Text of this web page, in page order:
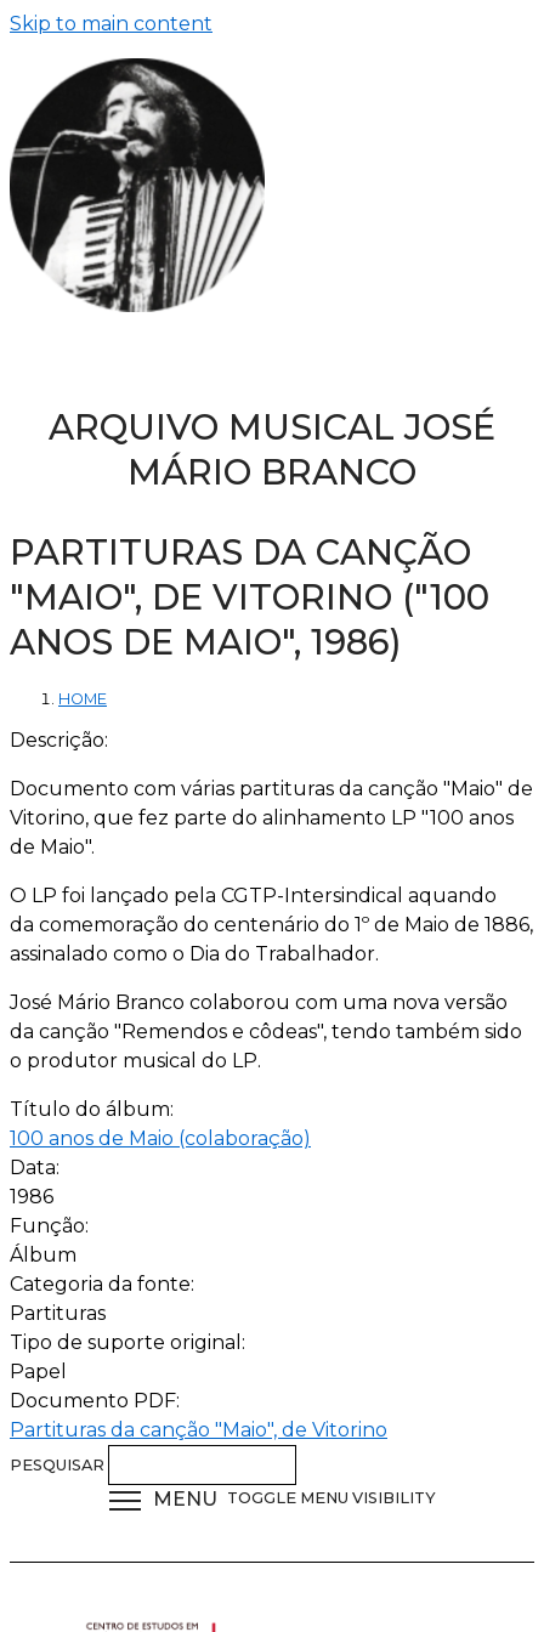
Skip to main content
ARQUIVO MUSICAL JOSÉ
MÁRIO BRANCO
PARTITURAS DA CANÇÃO
"MAIO", DE VITORINO ("100
ANOS DE MAIO", 1986)
HOME
Descrição:
Documento com várias partituras da canção "Maio" de
Vitorino, que fez parte do alinhamento LP "100 anos
de Maio".
O LP foi lançado pela CGTP-Intersindical aquando
da comemoração do centenário do 1º de Maio de 1886,
assinalado como o Dia do Trabalhador.
José Mário Branco colaborou com uma nova versão
da canção "Remendos e côdeas", tendo também sido
o produtor musical do LP.
Título do álbum:
100 anos de Maio (colaboração)
Data:
1986
Função:
Álbum
Categoria da fonte:
Partituras
Tipo de suporte original:
Papel
Documento PDF:
Partituras da canção "Maio", de Vitorino
PESQUISAR
MENU TOGGLE MENU VISIBILITY